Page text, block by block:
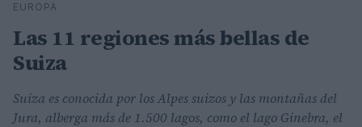
Buscar
EUROPA
Las 11 regiones más bellas de
Suiza
Suiza es conocida por los Alpes suizos y las montañas del
Jura, alberga más de 1.500 lagos, como el lago Ginebra, el